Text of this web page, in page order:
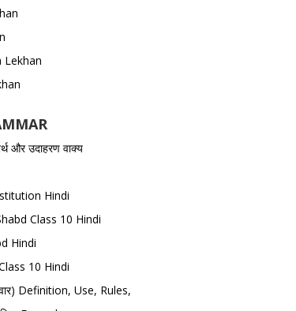
Lekhan
और उदाहरण वाक्य
Hindi
Class 10 Hindi
Hindi
10 Hindi
Definition, Use, Rules,